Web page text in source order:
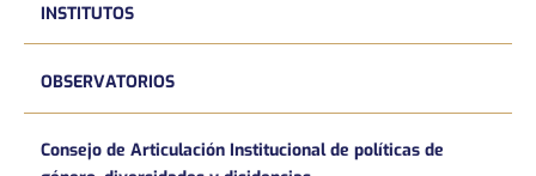
INSTITUTOS
OBSERVATORIOS
Consejo de Articulación Institucional de políticas de